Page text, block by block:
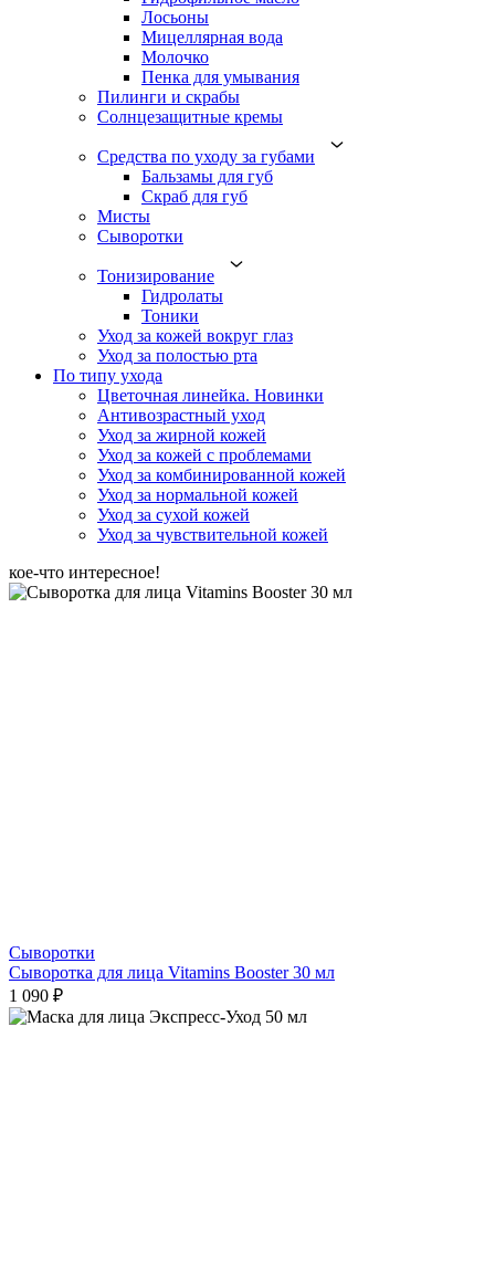
Лосьоны
Мицеллярная вода
Молочко
Пенка для умывания
Пилинги и скрабы
Солнцезащитные кремы
Средства по уходу за губами
Бальзамы для губ
Скраб для губ
Мисты
Сыворотки
Тонизирование
Гидролаты
Тоники
Уход за кожей вокруг глаз
Уход за полостью рта
По типу ухода
Цветочная линейка. Новинки
Антивозрастный уход
Уход за жирной кожей
Уход за кожей с проблемами
Уход за комбинированной кожей
Уход за нормальной кожей
Уход за сухой кожей
Уход за чувствительной кожей
кое-что интересное!
Сыворотки
Сыворотка для лица Vitamins Booster 30 мл
1 090 ₽